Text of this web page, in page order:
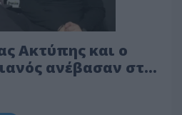
Ακτύπης και ο
ανέβασαν στην
FM 94.6